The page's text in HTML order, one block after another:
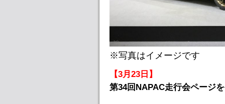
※写真はイメージです
【3月23日】
第34回NAPAC走行会ページ